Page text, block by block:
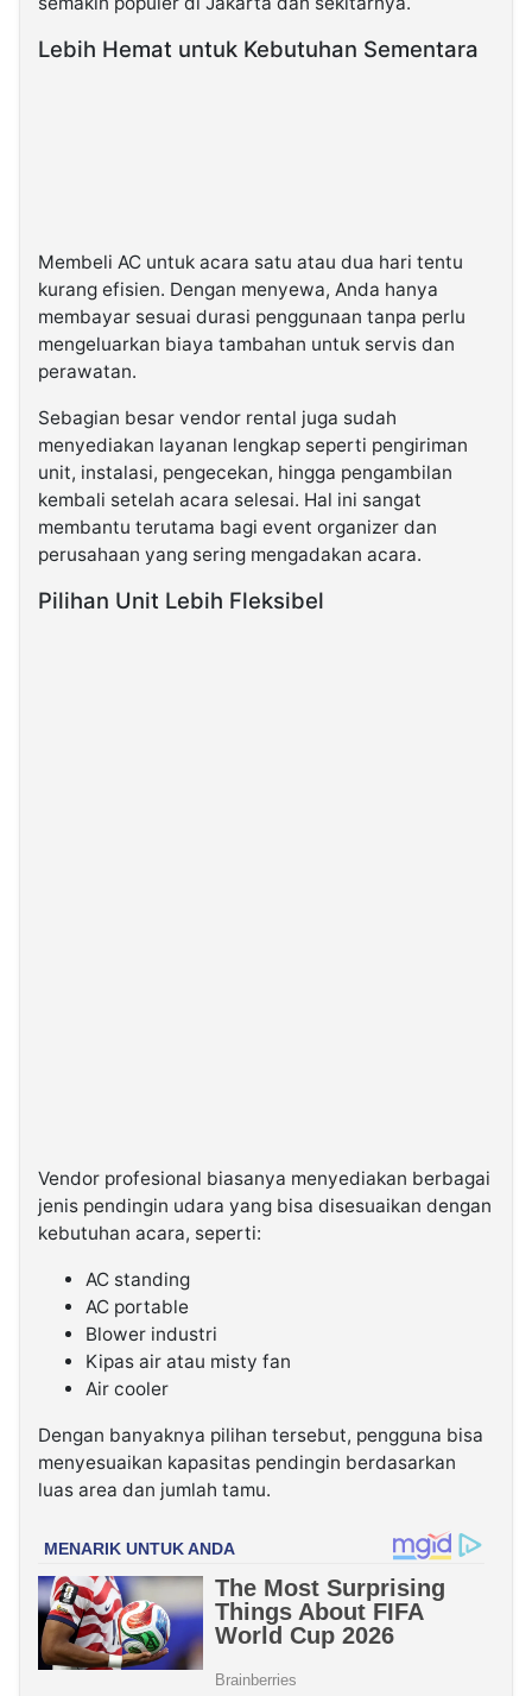
Lebih Hemat untuk Kebutuhan Sementara
Membeli AC untuk acara satu atau dua hari tentu
kurang efisien. Dengan menyewa, Anda hanya
membayar sesuai durasi penggunaan tanpa perlu
mengeluarkan biaya tambahan untuk servis dan
perawatan.
Sebagian besar vendor rental juga sudah
menyediakan layanan lengkap seperti pengiriman
unit, instalasi, pengecekan, hingga pengambilan
kembali setelah acara selesai. Hal ini sangat
membantu terutama bagi event organizer dan
perusahaan yang sering mengadakan acara.
Pilihan Unit Lebih Fleksibel
Vendor profesional biasanya menyediakan berbagai
jenis pendingin udara yang bisa disesuaikan dengan
kebutuhan acara, seperti:
AC standing
AC portable
Blower industri
Kipas air atau misty fan
Air cooler
Dengan banyaknya pilihan tersebut, pengguna bisa
menyesuaikan kapasitas pendingin berdasarkan
luas area dan jumlah tamu.